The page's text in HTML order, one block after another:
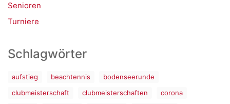
Senioren
Turniere
Schlagwörter
aufstieg beachtennis
bodenseerunde
clubmeisterschaft
clubmeisterschaften
corona